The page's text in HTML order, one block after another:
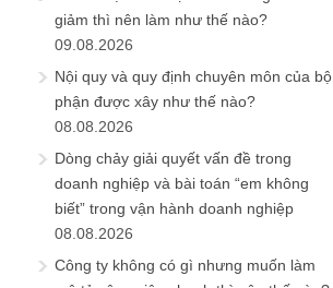
giảm thì nên làm như thế nào?
09.08.2026
Nội quy và quy định chuyên môn của bộ
phận được xây như thế nào?
08.08.2026
Dòng chảy giải quyết vấn đề trong
doanh nghiệp và bài toán “em không
biết” trong vận hành doanh nghiệp
08.08.2026
Công ty không có gì nhưng muốn làm